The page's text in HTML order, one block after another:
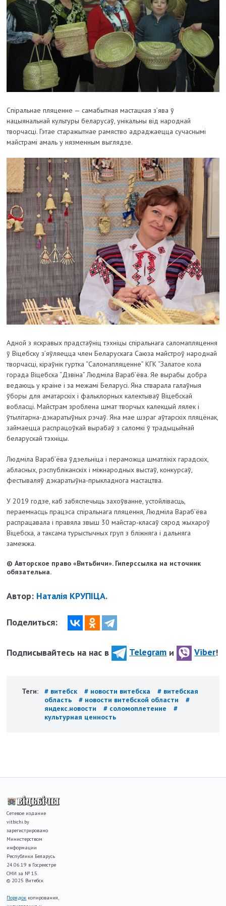
Спіральнае пляценне — самабытная мастацкая з’ява ў
нацыянальнай культуры беларусаў, унікальны від народнай
творчасці. Гэтае старажытнае рамяство адраджаецца сучаснымі
майстрамі амаль у нязменным выглядзе.
Адной з яскравых прадстаўніц тэхніцы спіральнага саломапляцення
ў Віцебску з’яўляецца член Беларускага Саюза майстроў народнай
творчасці, кіраўнік гуртка “Саломапляценне” КГК “Залатое кола
горада Віцебска “Дзвіна” Людміла Вараб’ёва. Яе вырабы добра
ведаюць у краіне і за межамі Беларусі. Яна стварала галаўныя
ўборы для аматарскіх і фальклорных калектываў Віцебскай
вобласці. Майстрам зроблена шмат творчых калекцый лялек і
ўтылітарна-дэкаратыўных рэчаў. Яна мае шэраг аўтарскіх пляцёнак,
займаецца распрацоўкай вырабаў з саломкі ў традыцыйнай
беларускай тэхніцы.
Людміла Вараб’ёва ўдзельніца і пераможца шматлікіх гарадскіх,
абласных, рэспубліканскіх і міжнародных выстаў, конкурсаў,
фестываляў дэкаратыўна-прыкладнога мастацтва.
У 2019 годзе, каб забяспечыць захоўванне, устойлівасць,
пераемнасць працэса спіральнага пляцення, Людміла Вараб’ёва
распрацавала і правяла звыш 30 майстар-класаў сярод жыхароў
Віцебска, а таксама турыстычных груп з бліжняга і дальняга
замежжа.
© Авторское право «Витьбичи». Гиперссылка на источник
обязательна.
Автор: Наталія КРУПІЦА.
Поделиться:
Подписывайтесь на нас в Telegram и Viber!
Теги: # витебск # новости витебска
# витебская
область
# новости витебской области
#
яндекс.новости
# соломоплетение
#
культурная ценность
Сетевое издание
vitbichi.by
зарегистрировано
Министерством
информации
Республики Беларусь
24.06.19 в Госреестре
СМИ за № 15.
© 2025 Витебск
Порядок копирования,